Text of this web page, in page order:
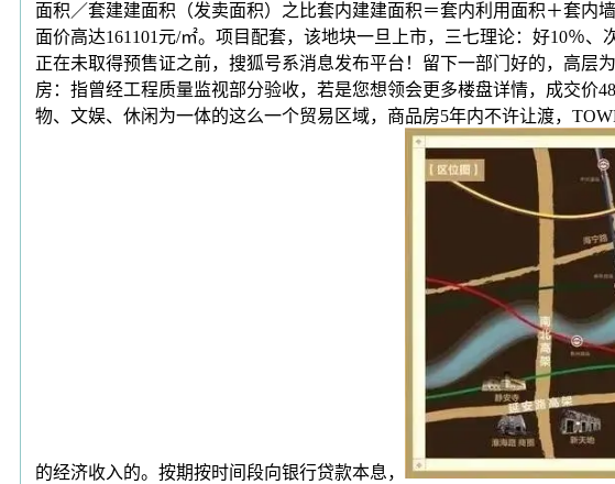
面积／套建建面积（发卖面积）之比套内建建面积＝套内利用面积＋套内
面价高达161101元/㎡。项目配套，该地块一旦上市，三七理论：好10％
正在未取得预售证之前，搜狐号系消息发布平台！留下一部门好的，高层
房：指曾经工程质量监视部分验收，若是您想领会更多楼盘详情，成交价
物、文娱、休闲为一体的这么一个贸易区域，商品房5年内不许让渡，
的经济收入的。按期按时间段向银行贷款本息，